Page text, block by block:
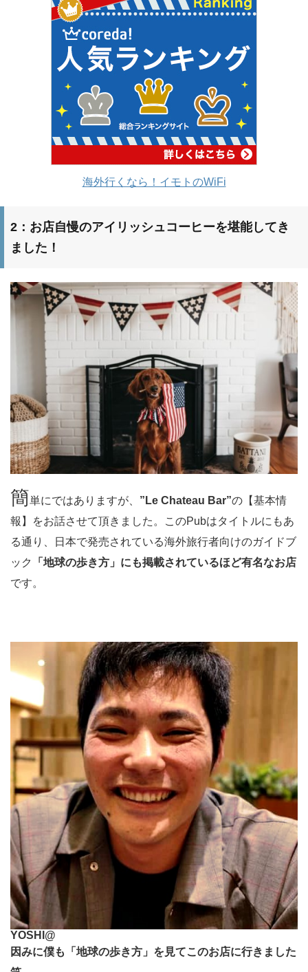
海外行くなら！イモトのWiFi
2：お店自慢のアイリッシュコーヒーを堪能してき
ました！
簡単にではありますが、 ”Le Chateau Bar”の【基本情
報】をお話させて頂きました。このPubはタイトルにもあ
る通り、日本で発売されている海外旅行者向けのガイドブ
ック
「地球の歩き方」にも掲載されているほど有名なお店
です。
YOSHI@
因みに僕も「地球の歩き方」を見てこのお店に行きました